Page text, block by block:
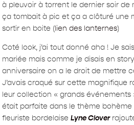
à pleuvoir à torrent le dernier soir de
ça tombait à pic et ça a clôturé une
sortir en boite (lien des lanternes)
Coté look, j’ai tout donné aha ! Je
mariée mais comme je disais en
anniversaire on a le droit de mettre
J’avais craqué sur cette magnifique
leur collection « grands événements
était parfaite dans le thème
fleuriste bordelaiseLyne Clover